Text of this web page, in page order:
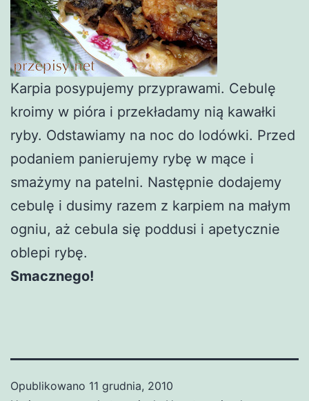
Karpia posypujemy przyprawami. Cebulę
kroimy w pióra i przekładamy nią kawałki
ryby. Odstawiamy na noc do lodówki. Przed
podaniem panierujemy rybę w mące i
smażymy na patelni. Następnie dodajemy
cebulę i dusimy razem z karpiem na małym
ogniu, aż cebula się poddusi i apetycznie
oblepi rybę.
Smacznego!
Opublikowano 11 grudnia, 2010